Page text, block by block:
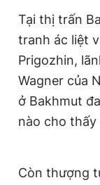
Tại thị trấn
tranh ác liệt
Prigozhin,
Wagner của
ở Bakhmut
nào cho thấy
Còn thượng